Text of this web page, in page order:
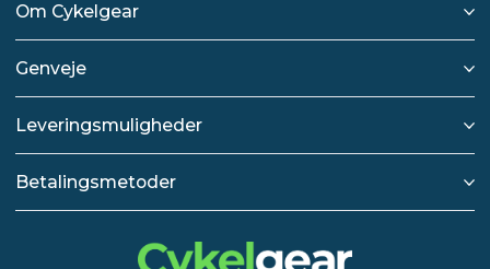
Om Cykelgear
Genveje
Leveringsmuligheder
Betalingsmetoder